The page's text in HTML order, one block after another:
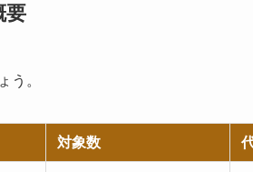
要
う。
対象数